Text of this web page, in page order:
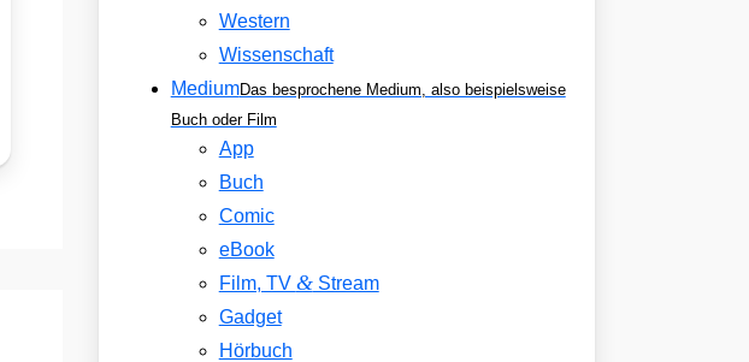
Western
Wissenschaft
MediumDas besprochene Medium, also beispielsweise
Buch oder Film
App
Buch
Comic
eBook
Film, TV &Stream
Gadget
Hörbuch